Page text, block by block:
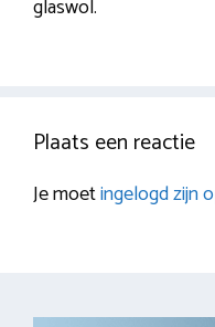
glaswol.
Plaats een reactie
Je moetingelogd zijn